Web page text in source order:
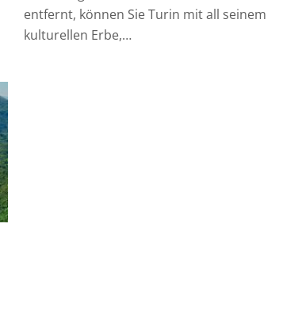
entfernt, können Sie Turin mit all seinem
kulturellen Erbe,…